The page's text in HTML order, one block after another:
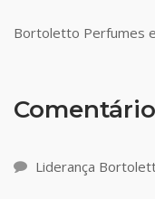
Bortoletto Perfumes
Liderança